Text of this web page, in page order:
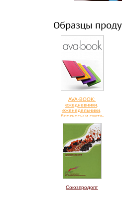
Образцы
AVA-BOOK:
ежедневники,
еженедельники,
блокноты и скетч-
Союзпродопт